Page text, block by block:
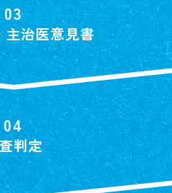
主治医意見書
判定